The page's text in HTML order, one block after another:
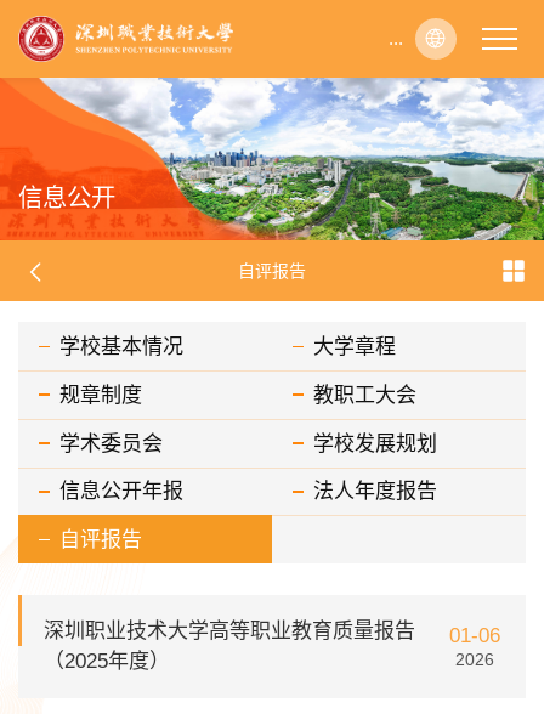
...
...
...
...
...
...
...
...
...
...
...
...
...
...
...
...
...
...
...
...
...
...
...
...
...
...
...
...
...
...
...
...
...
...
...
...
...
...
...
...
...